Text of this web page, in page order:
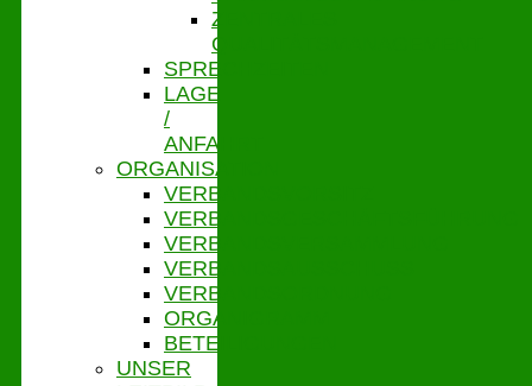
ZENTRALES
QUALITÄTSMANAGEMENT
SPRECHZEITEN
LAGE
/
ANFAHRT
ORGANISATION
VERBANDSVORSITZ
VERBANDSGESCHÄFTSFÜHRUNG
VERBANDSVERSAMMLUNG
VERBANDSAUSSCHUSS
VERBANDSORDNUNG
ORGANIGRAMM
BETEILIGUNGEN
UNSER